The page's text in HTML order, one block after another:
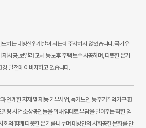
하는 대방산업개발이 되는데 주저하지 않았습니다.국가유
재시공, 보일러 교체 등 노후 주택 보수 시공하며, 따뜻한 온기
경발전에 이바지하고 있습니다.
연계한 자재 및 재능 기부사업, 독거노인 등 주거취약가구 환
링사업 소상공인들을 위해 임대료 부담을 덜어주는 착한 임
회와 함께 따뜻한 온기를 나누며대방만의 사회공헌 문화를 만